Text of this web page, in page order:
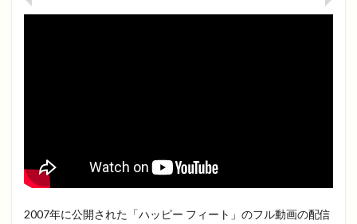
2007年に公開された「ハッピー フィート」のフル動画の配信